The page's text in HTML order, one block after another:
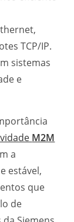
TCP/IP.
sistemas
e
M2M
a
estável,
que
de